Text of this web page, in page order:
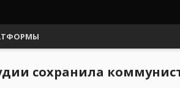
сохранила